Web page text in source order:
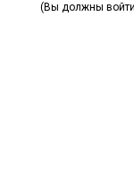
(Вы должны войти